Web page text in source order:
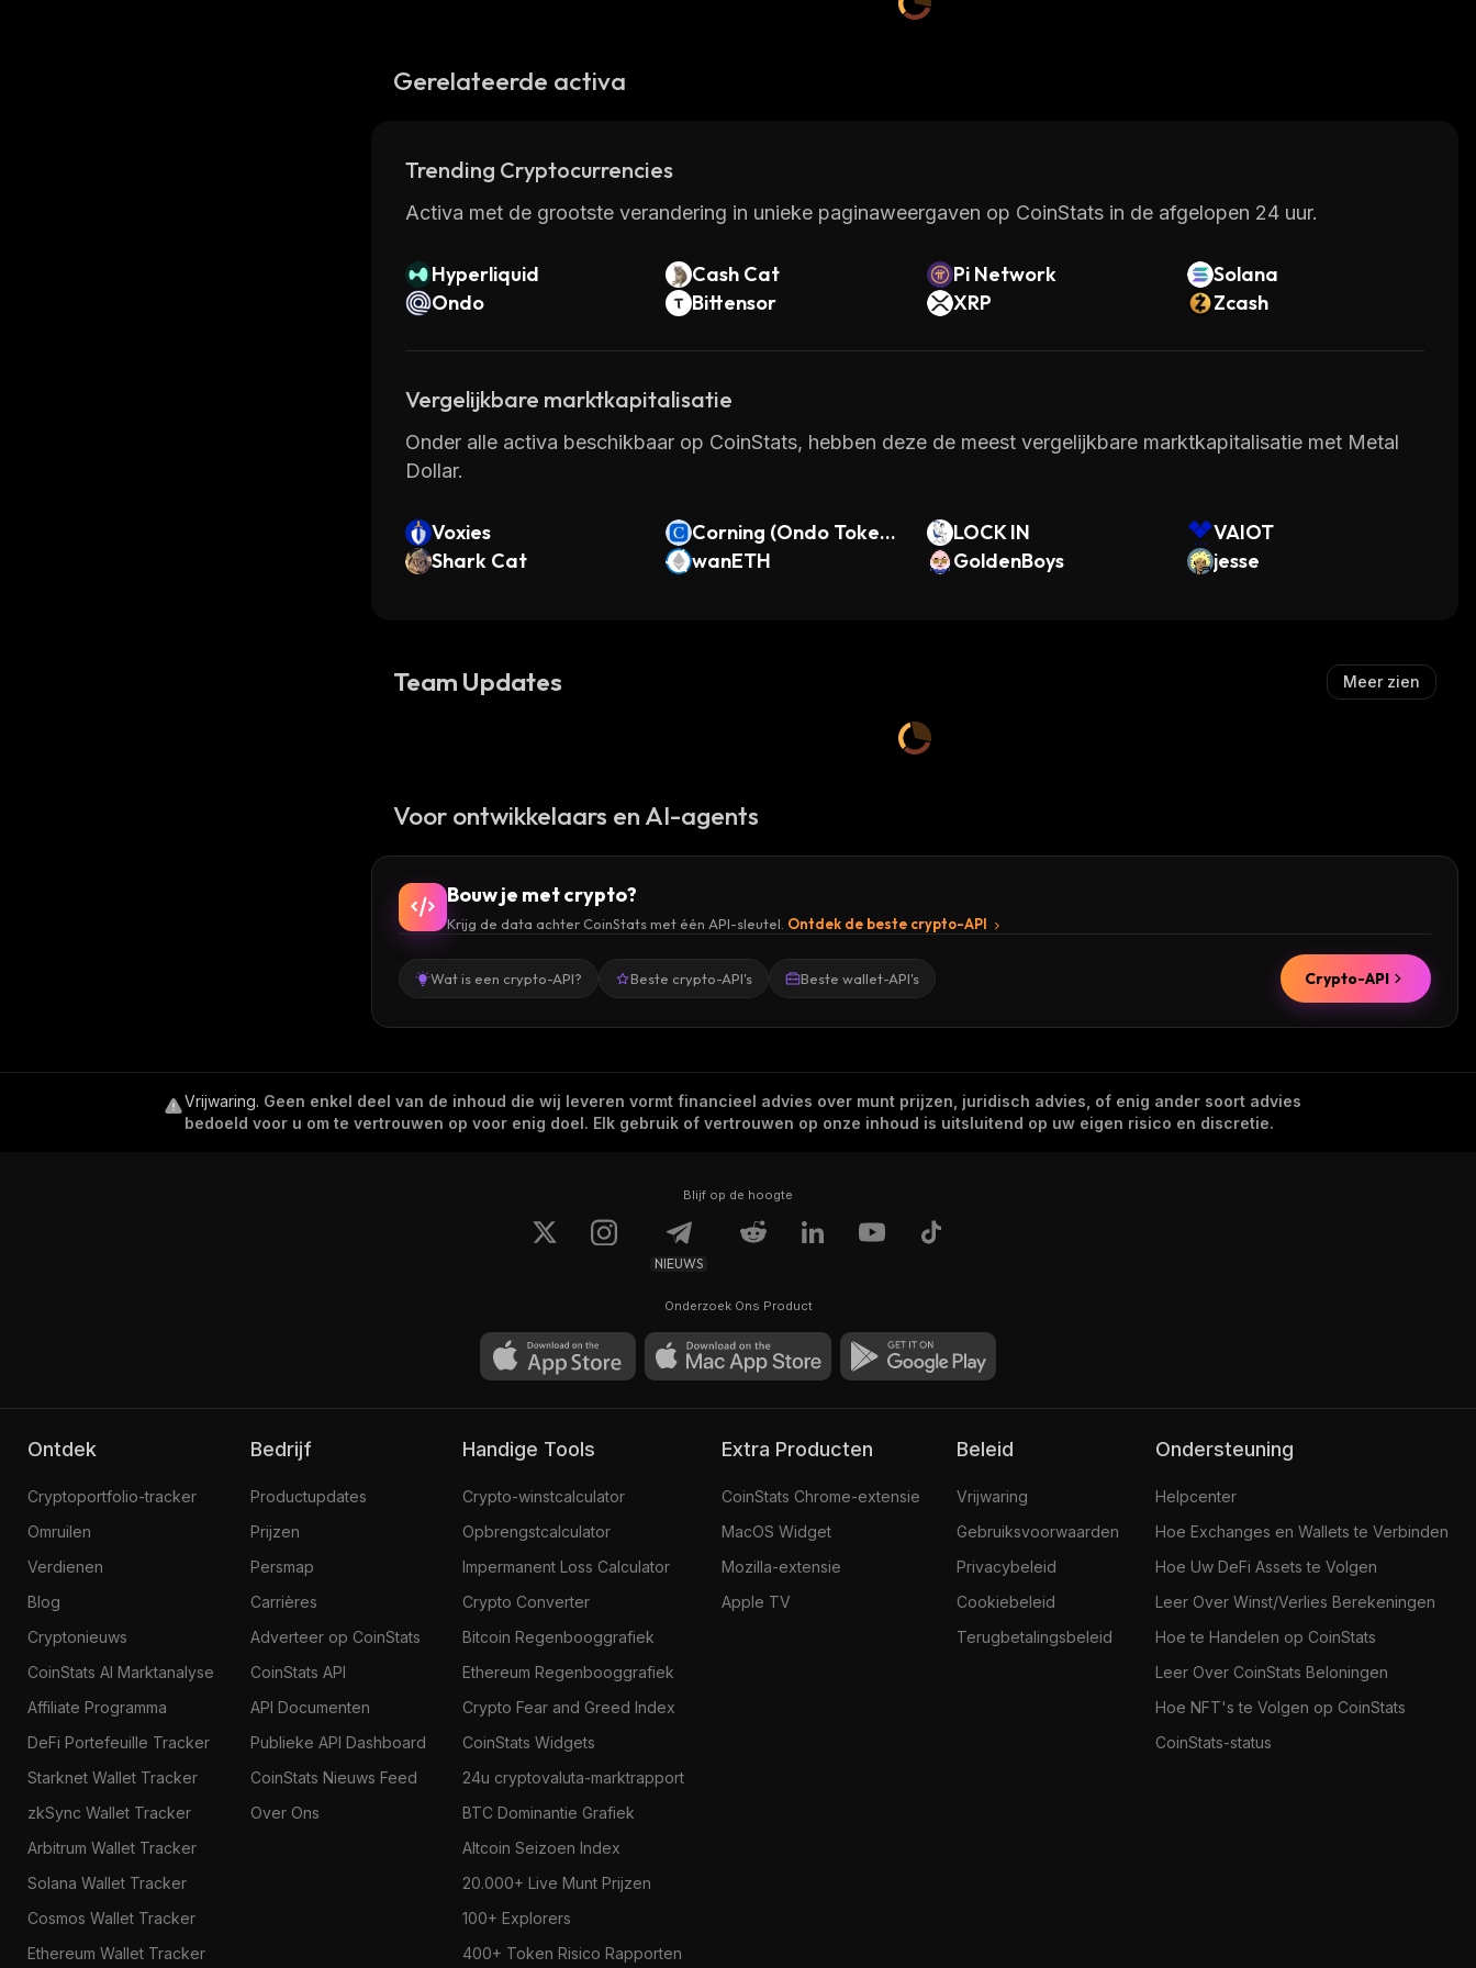
Gerelateerde activa
Trending Cryptocurrencies
Activa met de grootste verandering in unieke paginaweergaven op CoinStats in de afgelopen 24 uur.
Hyperliquid Cash Cat Pi Network
Solana
Ondo
Bittensor XRP Zcash
Vergelijkbare marktkapitalisatie
Onder alle activa beschikbaar op CoinStats, hebben deze de meest vergelijkbare marktkapitalisatie met Metal
Dollar.
Voxies
Corning (Ondo Tokeni
zed)
LOCK IN
VAIOT
Shark Cat
wanETH GoldenBoys jesse
Team Updates Meer zien
Voor ontwikkelaars en AI-agents
Bouw je met crypto?
Krijg de data achter CoinStats met één API-sleutel. Ontdek de beste crypto-API
Wat is een crypto-API? Beste crypto-API's Beste wallet-API's Crypto-API
Vrijwaring. Geen enkel deel van de inhoud die wij leveren vormt financieel advies over munt prijzen, juridisch advies, of enig ander soort advies
bedoeld voor u om te vertrouwen op voor enig doel. Elk gebruik of vertrouwen op onze inhoud is uitsluitend op uw eigen risico en discretie.
Blijf op de hoogte
NIEUWS
Onderzoek Ons Product
Ontdek
Cryptoportfolio-tracker
Omruilen
Verdienen
Blog
Cryptonieuws
CoinStats AI Marktanalyse
Affiliate Programma
DeFi Portefeuille Tracker
Starknet Wallet Tracker
zkSync Wallet Tracker
Arbitrum Wallet Tracker
Solana Wallet Tracker
Cosmos Wallet Tracker
Ethereum Wallet Tracker
Bedrijf
Productupdates
Prijzen
Persmap
Carrières
Adverteer op CoinStats
CoinStats API
API Documenten
Publieke API Dashboard
CoinStats Nieuws Feed
Over Ons
Handige Tools
Crypto-winstcalculator
Opbrengstcalculator
Impermanent Loss Calculator
Crypto Converter
Bitcoin Regenbooggrafiek
Ethereum Regenbooggrafiek
Crypto Fear and Greed Index
CoinStats Widgets
24u cryptovaluta-marktrapport
BTC Dominantie Grafiek
Altcoin Seizoen Index
20.000+ Live Munt Prijzen
100+ Explorers
400+ Token Risico Rapporten
Extra Producten
CoinStats Chrome-extensie
MacOS Widget
Mozilla-extensie
Apple TV
Beleid
Vrijwaring
Gebruiksvoorwaarden
Privacybeleid
Cookiebeleid
Terugbetalingsbeleid
Ondersteuning
Helpcenter
Hoe Exchanges en Wallets te Verbinden
Hoe Uw DeFi Assets te Volgen
Leer Over Winst/Verlies Berekeningen
Hoe te Handelen op CoinStats
Leer Over CoinStats Beloningen
Hoe NFT's te Volgen op CoinStats
CoinStats-status